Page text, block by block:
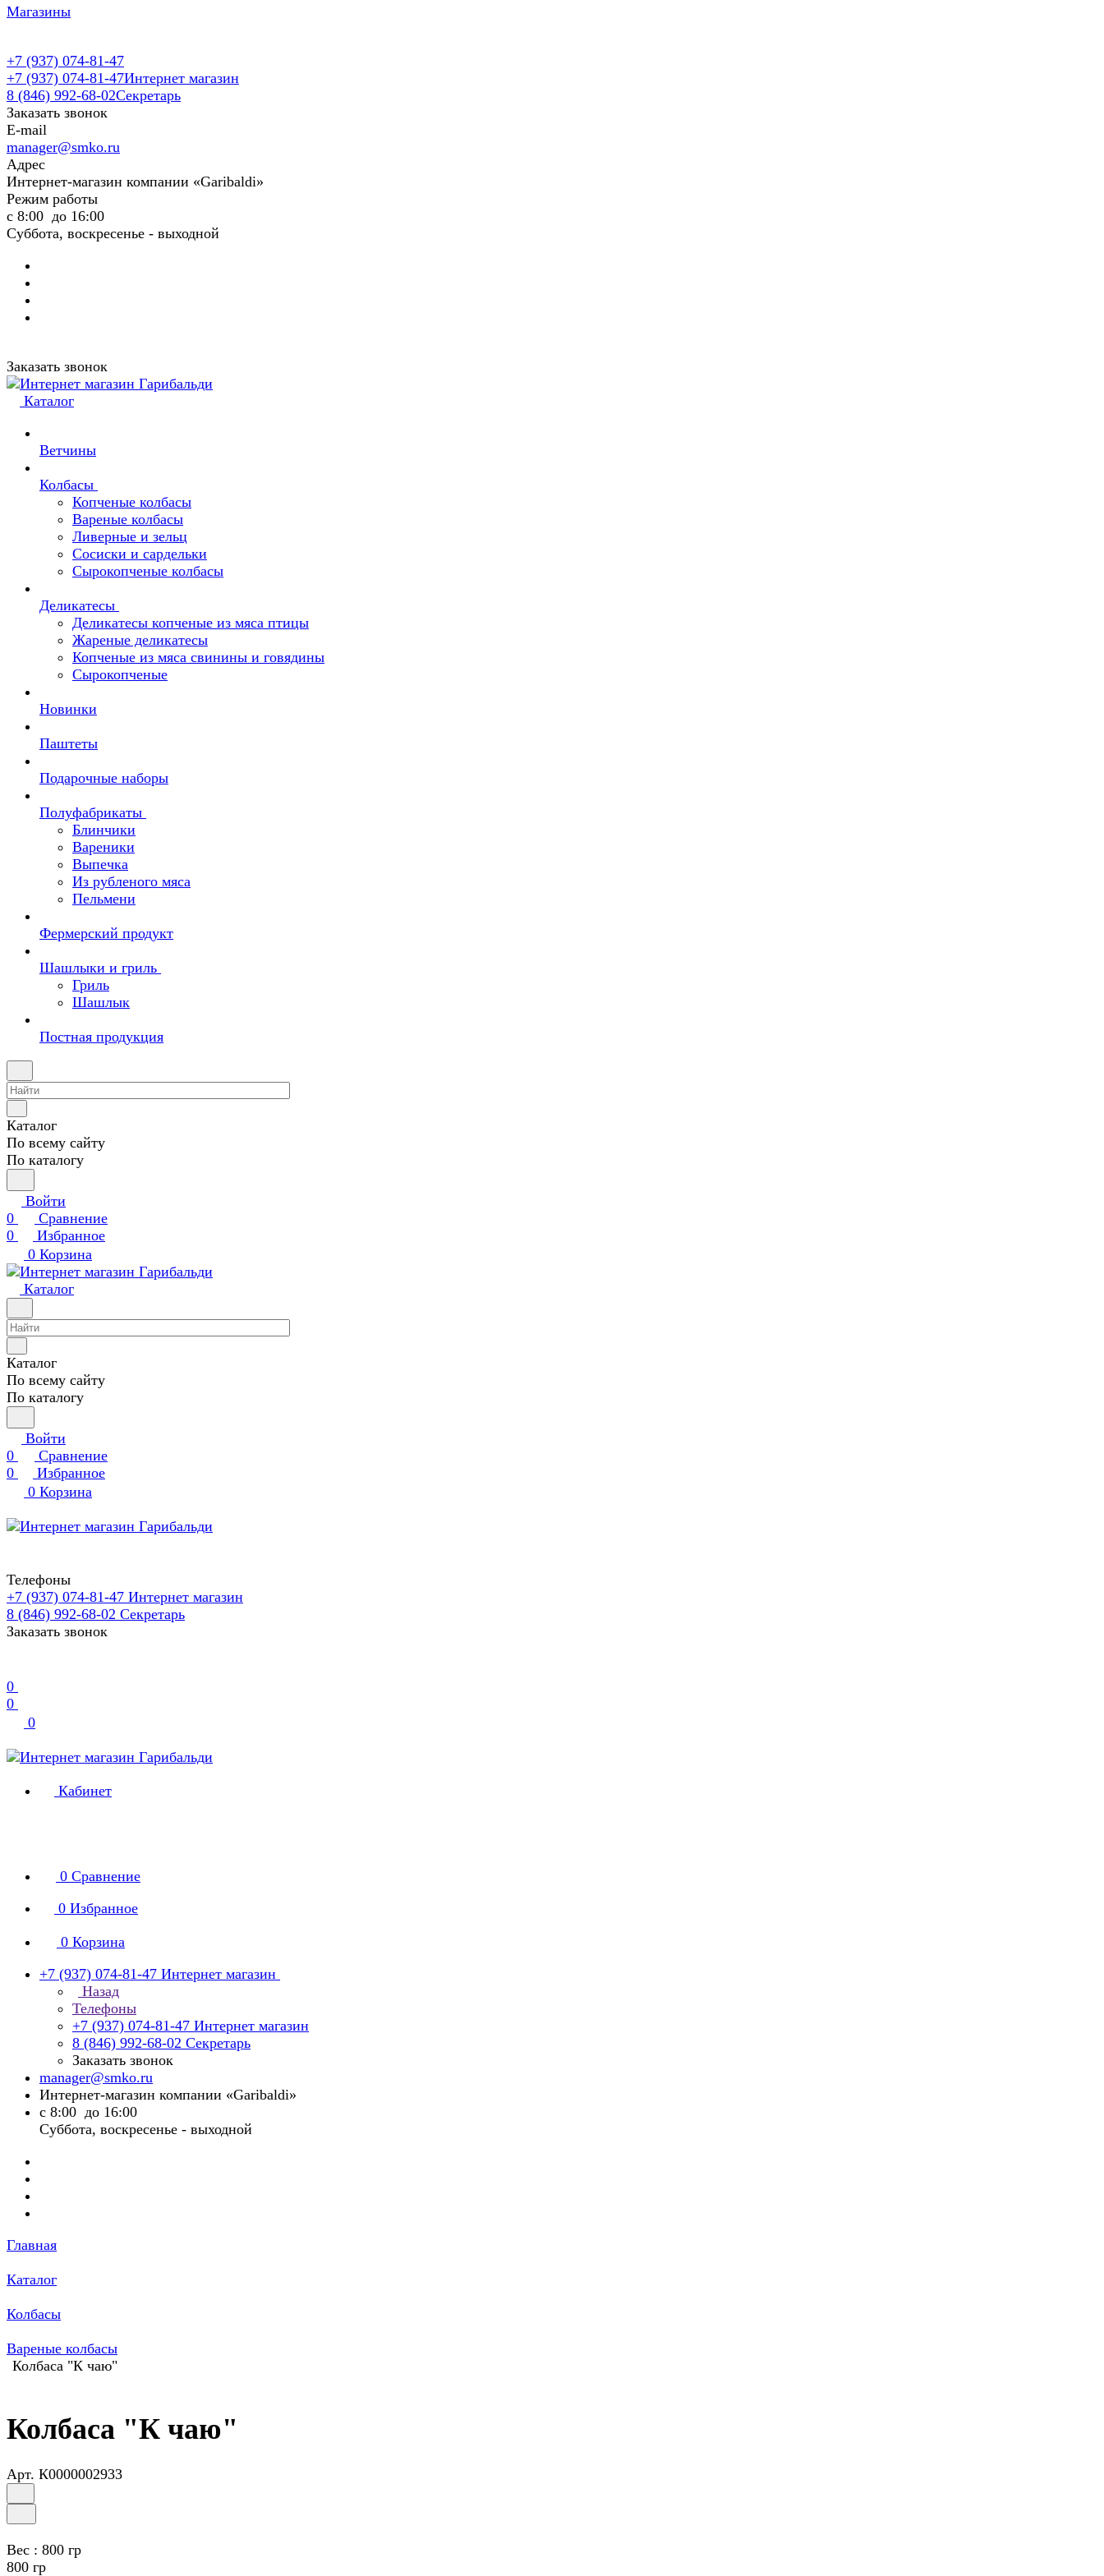
Магазины
+7 (937) 074-81-47
+7 (937) 074-81-47Интернет магазин
8 (846) 992-68-02Секретарь
Заказать звонок
E-mail
manager@smko.ru
Адрес
Интернет-магазин компании «Garibaldi»
Режим работы
с 8:00 до 16:00
Суббота, воскресенье - выходной
Заказать звонок
Каталог
Ветчины
Колбасы
Копченые колбасы
Вареные колбасы
Ливерные и зельц
Сосиски и сардельки
Сырокопченые колбасы
Деликатесы
Деликатесы копченые из мяса птицы
Жареные деликатесы
Копченые из мяса свинины и говядины
Сырокопченые
Новинки
Паштеты
Подарочные наборы
Полуфабрикаты
Блинчики
Вареники
Выпечка
Из рубленого мяса
Пельмени
Фермерский продукт
Шашлыки и гриль
Гриль
Шашлык
Постная продукция
Каталог
По всему сайту
По каталогу
Войти
0
Сравнение
0
Избранное
0 Корзина
Каталог
Каталог
По всему сайту
По каталогу
Войти
0
Сравнение
0
Избранное
0 Корзина
Телефоны
+7 (937) 074-81-47 Интернет магазин
8 (846) 992-68-02 Секретарь
Заказать звонок
0
0
0
Кабинет
0 Сравнение
0 Избранное
0 Корзина
+7 (937) 074-81-47 Интернет магазин
Назад
Телефоны
+7 (937) 074-81-47 Интернет магазин
8 (846) 992-68-02 Секретарь
Заказать звонок
manager@smko.ru
Интернет-магазин компании «Garibaldi»
с 8:00 до 16:00
Суббота, воскресенье - выходной
Главная
Каталог
Колбасы
Вареные колбасы
Колбаса "К чаю"
Колбаса "К чаю"
Арт. К0000002933
Вес : 800 гр
800 гр